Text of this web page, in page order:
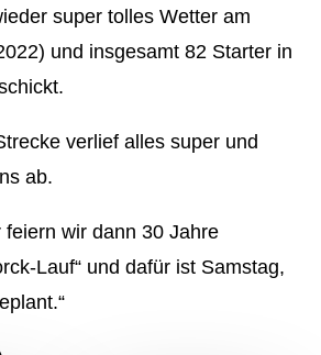
super tolles Wetter am
und insgesamt 82 Starter in
verlief alles super und
ab.
feiern wir dann 30 Jahre
Lauf“ und dafür ist Samstag,